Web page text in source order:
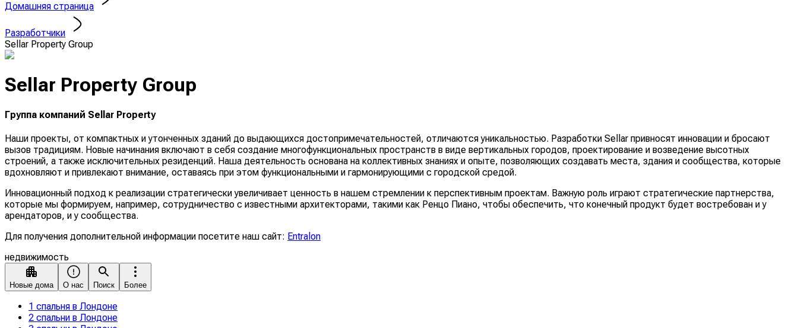
Домашняя страница
Разработчики
Sellar Property Group
Sellar Property Group
Группа компаний Sellar Property
Наши проекты, от компактных и утонченных зданий до выдающихся достопримечательностей, отличаются уникальностью. Разработки Sellar привносят инновации и бросают
вызов традициям. Новые начинания включают в себя создание многофункциональных пространств в виде вертикальных городов, проектирование и возведение высотных
строений, а также исключительных резиденций. Наша деятельность основана на коллективных знаниях и опыте, позволяющих создавать места, здания и сообщества, которые
вдохновляют и привлекают внимание, оставаясь при этом функциональными и гармонирующими с городской средой.
Инновационный подход к реализации стратегически увеличивает ценность в нашем стремлении к перспективным проектам. Важную роль играют стратегические партнерства,
которые мы формируем, например, сотрудничество с известными архитекторами, такими как Ренцо Пиано, чтобы обеспечить, что конечный продукт будет востребован и у
арендаторов, и у сообщества.
Для получения дополнительной информации посетите наш сайт: Entralon
недвижимость
Новые дома О нас Поиск Более
1 спальня в Лондоне
2 спальни в Лондоне